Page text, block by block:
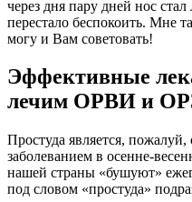
через дня пару дней нос
перестало беспокоить. Мне
могу и Вам советовать!
Эффективные
лечим ОРВИ и
Простуда является,
заболеванием в осенне-
нашей страны «бушуют»
под словом «простуда»